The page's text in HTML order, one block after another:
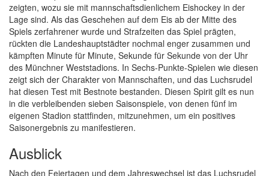
zeigten, wozu sie mit mannschaftsdienlichem Eishockey in der
Lage sind. Als das Geschehen auf dem Eis ab der Mitte des
Spiels zerfahrener wurde und Strafzeiten das Spiel prägten,
rückten die Landeshauptstädter nochmal enger zusammen und
kämpften Minute für Minute, Sekunde für Sekunde von der Uhr
des Münchner Weststadions. In Sechs-Punkte-Spielen wie diesen
zeigt sich der Charakter von Mannschaften, und das Luchsrudel
hat diesen Test mit Bestnote bestanden. Diesen Spirit gilt es nun
in die verbleibenden sieben Saisonspiele, von denen fünf im
eigenen Stadion stattfinden, mitzunehmen, um ein positives
Saisonergebnis zu manifestieren.
Ausblick
Nach den Feiertagen und dem Jahreswechsel ist das Luchsrudel